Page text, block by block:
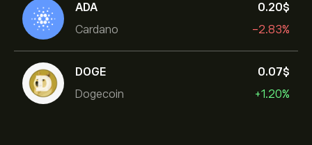
ADA
Cardano
0.20‎$‎
-2.83%
DOGE
Dogecoin
0.07‎$‎
+1.20%